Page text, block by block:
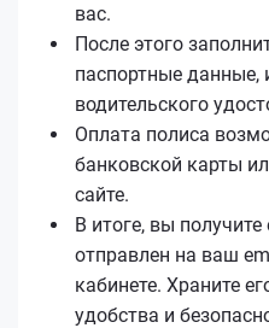
вас.
После этого
паспортные
водительского
Оплата полиса
банковской карты
сайте.
В итоге, вы
отправлен на ваш
кабинете. Храните
удобства и